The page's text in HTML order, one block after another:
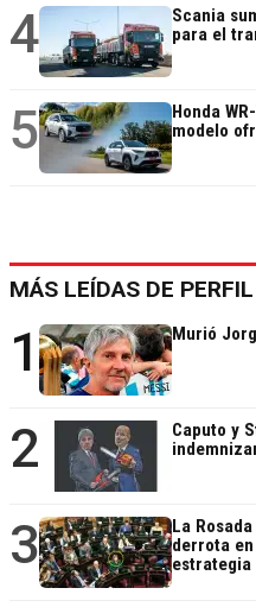
4
Scania
para el
5
Honda
modelo
MÁS LEÍDAS DE PERFIL
1 Murió
2
Caputo y
3
La
derrota
estrategia